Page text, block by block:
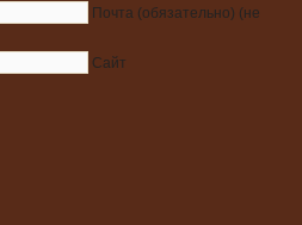
Почта (обязательно) (не
Сайт